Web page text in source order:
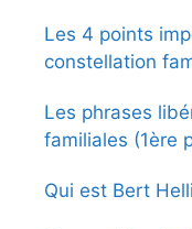
Les 4 points
constellation
Les phrases
familiales (1ère
Qui est Bert